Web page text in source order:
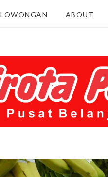
LOWONGAN ABOUT